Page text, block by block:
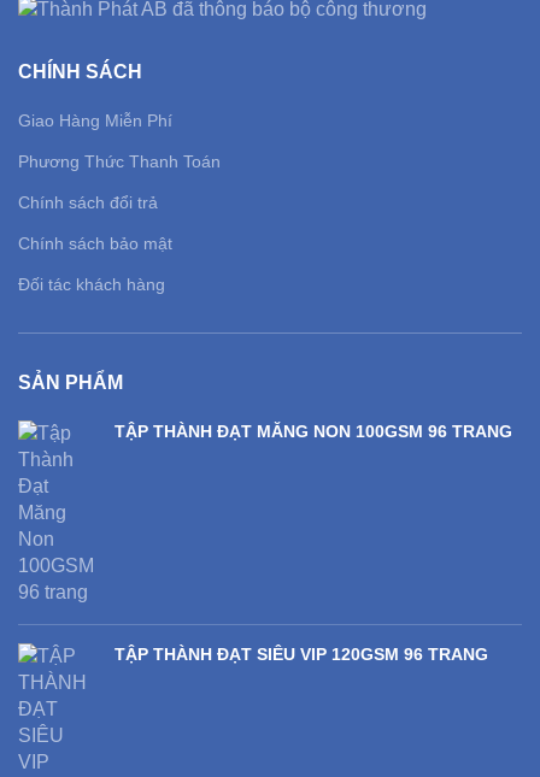
CHÍNH SÁCH
Giao Hàng Miễn Phí
Phương Thức Thanh Toán
Chính sách đổi trả
Chính sách bảo mật
Đối tác khách hàng
SẢN PHẨM
TẬP THÀNH ĐẠT MĂNG NON 100GSM 96 TRANG
TẬP THÀNH ĐẠT SIÊU VIP 120GSM 96 TRANG